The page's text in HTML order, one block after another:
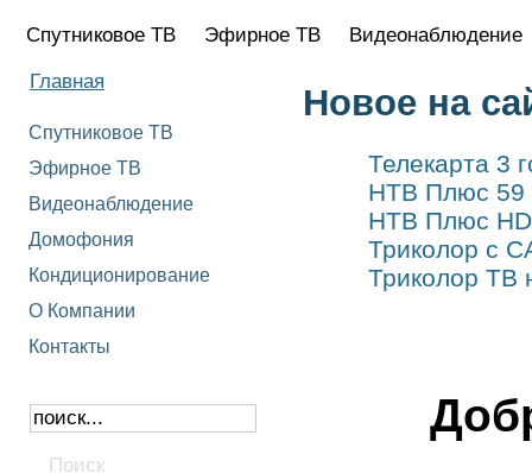
Спутниковое ТВ Эфирное ТВ Видеонаблюдение
Главная
Спутниковое ТВ
Эфирное ТВ
Видеонаблюдение
Домофония
Кондиционирование
О Компании
Контакты
Новое на
Телекарта 3
НТВ Плюс 59
НТВ Плюс HD
Триколор с
Триколор ТВ